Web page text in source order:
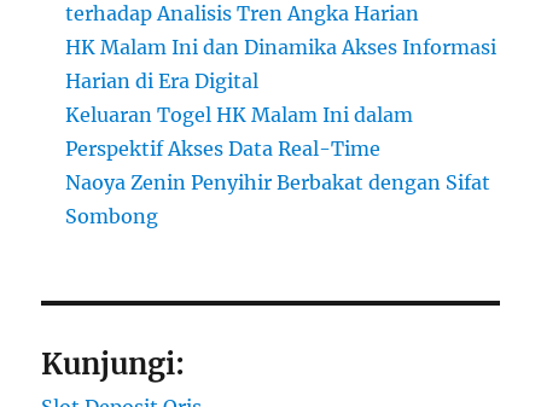
terhadap Analisis Tren Angka Harian
HK Malam Ini dan Dinamika Akses Informasi
Harian di Era Digital
Keluaran Togel HK Malam Ini dalam
Perspektif Akses Data Real-Time
Naoya Zenin Penyihir Berbakat dengan Sifat
Sombong
Kunjungi: